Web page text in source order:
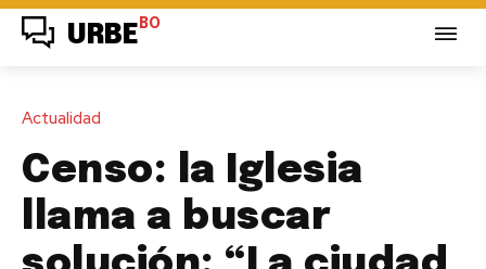
URBE BO
Actualidad
Censo: la Iglesia
llama a buscar